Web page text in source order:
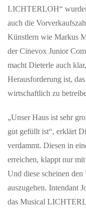
LICHTERLOH“
auch die
Künstlern wie Markus
der Cinevox Junior
macht Dieterle auch
Herausforderung ist,
wirtschaftlich zu
„Unser Haus ist sehr
gut gefüllt ist“, erklärt
verdammt. Diesen in
erreichen, klappt nur
Und diese scheinen
auszugehen. Intendant
das Musical